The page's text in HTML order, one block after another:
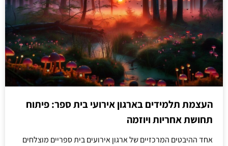
העצמת תלמידים בארגון אירועי בית ספר: פיתוח
תחושת אחריות ויוזמה
אחד ההיבטים המרכזיים של ארגון אירועים בית ספריים מוצלחים